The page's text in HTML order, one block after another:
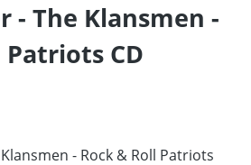
- The Klansmen ‎-
Patriots CD